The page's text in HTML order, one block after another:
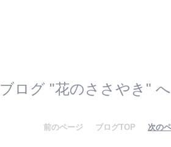
ブログ "花のささやき"
前のページ ブログTOP 次の